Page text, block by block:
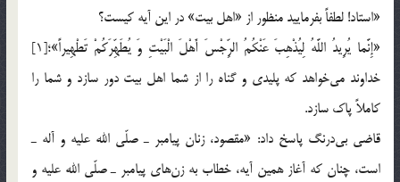
«استاد! لطفاً بفرماييد منظور از «اهل بيت» در اين آيه كيست؟
«إِنَّما يُرِيدُ اللَّهُ لِيُذْهِبَ عَنْكُمُ الرِّجْسَ أَهْلَ الْبَيْتِ وَ يُطَهِّرَكُمْ تَطْهِيراً»؛[1]
خداوند مي‌خواهد كه پليدي و گناه را از شما اهل بيت دور سازد و شما را
كاملاً پاك سازد.
قاضي بي‌درنگ پاسخ داد: «مقصود، زنان پيامبر ـ صلّي الله عليه و آله ـ
است، چنان كه آغاز همين آيه، خطاب به زن‌هاي پيامبر ـ صلّي الله عليه و